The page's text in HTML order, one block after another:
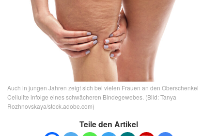
Auch in jungen Jahren zeigt sich bei vielen Frauen an den Oberschenkel
Cellulite infolge eines schwächeren Bindegewebes. (Bild: Tanya
Rozhnovskaya/stock.adobe.com)
Teile den Artikel